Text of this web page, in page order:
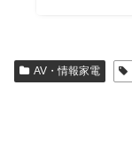
AV・情報家電